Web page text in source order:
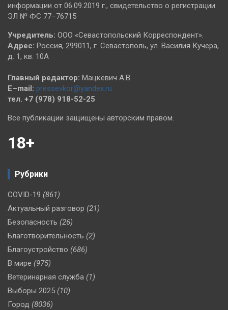
информации от 06.09.2019 г., свидетельство о регистрации
ЭЛ № ФС 77–76715
Учредитель: ООО «Севастопольский Корреспондент».
Адрес: Россия, 299011, г. Севастополь, ул. Василия Кучера,
д. 1, кв. 10А
Главный редактор: Мацкевич А.В.
E–mail: pressevkor@yandex.ru
тел. +7 (978) 918-52-25
Все публикации защищены авторским правом.
18+
Рубрики
COVID-19 (861)
Актуальный разговор (21)
Безопасность (26)
Благотворительность (2)
Благоустройство (686)
В мире (975)
Ветеринарная служба (1)
Выборы 2025 (10)
Город (8036)